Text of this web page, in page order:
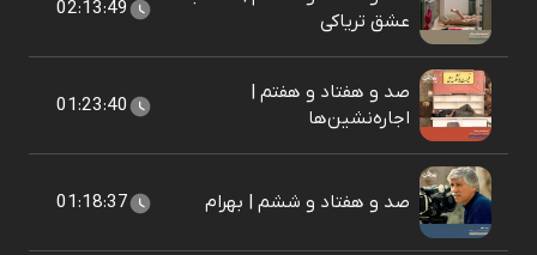
عشق تریاکی
02:13:49
صد و هفتاد و هفتم |
اجاره‌نشین‌ها
01:23:40
صد و هفتاد و ششم | بهرام 01:18:37